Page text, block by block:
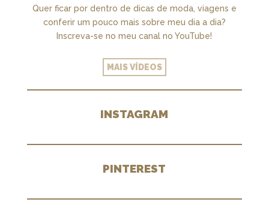
Quer ficar por dentro de dicas de moda, viagens e
conferir um pouco mais sobre meu dia a dia?
Inscreva-se no meu canal no YouTube!
MAIS VÍDEOS
INSTAGRAM
PINTEREST